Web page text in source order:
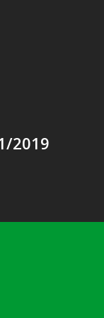
2019